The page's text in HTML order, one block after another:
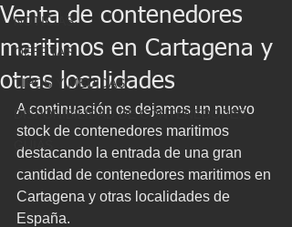
NOTICIAS
OFERTAS
TIPOS Y MEDIDAS
DISPONIBILIDAD DE CONTENEDORES
GUIAS
Venta de contenedores
maritimos en Cartagena y
otras localidades
A continuación os dejamos un nuevo
stock de contenedores maritimos
destacando la entrada de una gran
cantidad de contenedores maritimos en
Cartagena y otras localidades de
España.